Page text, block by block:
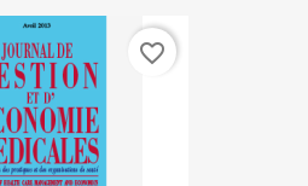
favorite_border